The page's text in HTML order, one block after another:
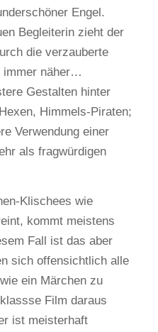
Engel.
Begleiterin zieht der
die verzauberte
immer näher…
Gestalten hinter
Himmels-Piraten;
Verwendung einer
als fragwürdigen
Klischees wie
kommt meistens
Fall ist das aber
sich offensichtlich alle
ein Märchen zu
Film daraus
ist meisterhaft